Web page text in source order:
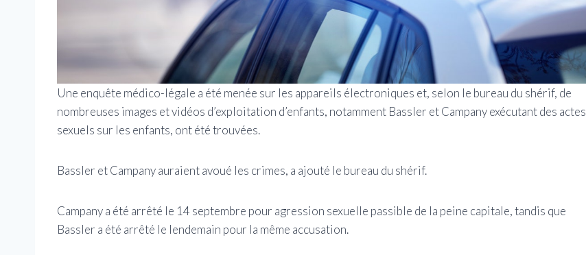
Une enquête médico-légale a été menée sur les appareils électroniques et, selon le bureau du shérif, de
nombreuses images et vidéos d’exploitation d’enfants, notamment Bassler et Campany exécutant des actes
sexuels sur les enfants, ont été trouvées.
Bassler et Campany auraient avoué les crimes, a ajouté le bureau du shérif.
Campany a été arrêté le 14 septembre pour agression sexuelle passible de la peine capitale, tandis que
Bassler a été arrêté le lendemain pour la même accusation.